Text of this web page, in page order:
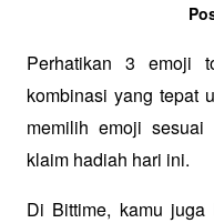
Perhatikan 3 emoji
kombinasi yang tepat
memilih emoji
klaim hadiah hari ini.
Di Bittime, kamu